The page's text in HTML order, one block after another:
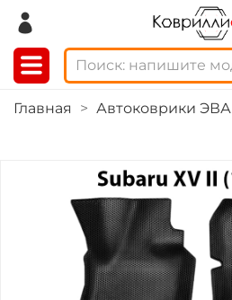
Главная Автоковрики ЭВА